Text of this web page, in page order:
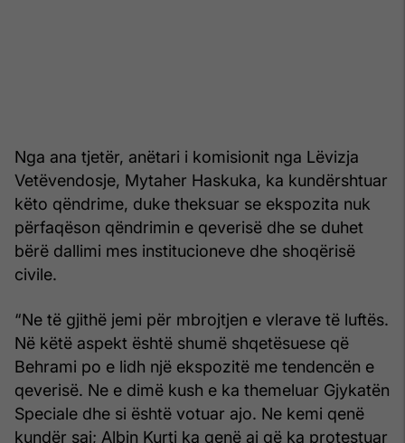
Nga ana tjetër, anëtari i komisionit nga Lëvizja
Vetëvendosje, Mytaher Haskuka, ka kundërshtuar
këto qëndrime, duke theksuar se ekspozita nuk
përfaqëson qëndrimin e qeverisë dhe se duhet
bërë dallimi mes institucioneve dhe shoqërisë
civile.
“Ne të gjithë jemi për mbrojtjen e vlerave të luftës.
Në këtë aspekt është shumë shqetësuese që
Behrami po e lidh një ekspozitë me tendencën e
qeverisë. Ne e dimë kush e ka themeluar Gjykatën
Speciale dhe si është votuar ajo. Ne kemi qenë
kundër saj; Albin Kurti ka qenë ai që ka protestuar